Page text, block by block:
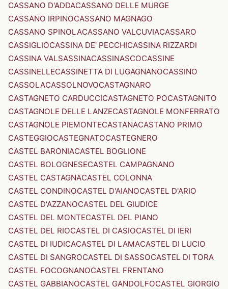
CASSANO D'ADDACASSANO DELLE MURGE
CASSANO IRPINOCASSANO MAGNAGO
CASSANO SPINOLACASSANO VALCUVIACASSARO
CASSIGLIOCASSINA DE' PECCHICASSINA RIZZARDI
CASSINA VALSASSINACASSINASCOCASSINE
CASSINELLECASSINETTA DI LUGAGNANOCASSINO
CASSOLACASSOLNOVOCASTAGNARO
CASTAGNETO CARDUCCICASTAGNETO POCASTAGNITO
CASTAGNOLE DELLE LANZECASTAGNOLE MONFERRATO
CASTAGNOLE PIEMONTECASTANACASTANO PRIMO
CASTEGGIOCASTEGNATOCASTEGNERO
CASTEL BARONIACASTEL BOGLIONE
CASTEL BOLOGNESECASTEL CAMPAGNANO
CASTEL CASTAGNACASTEL COLONNA
CASTEL CONDINOCASTEL D'AIANOCASTEL D'ARIO
CASTEL D'AZZANOCASTEL DEL GIUDICE
CASTEL DEL MONTECASTEL DEL PIANO
CASTEL DEL RIOCASTEL DI CASIOCASTEL DI IERI
CASTEL DI IUDICACASTEL DI LAMACASTEL DI LUCIO
CASTEL DI SANGROCASTEL DI SASSOCASTEL DI TORA
CASTEL FOCOGNANOCASTEL FRENTANO
CASTEL GABBIANOCASTEL GANDOLFOCASTEL GIORGIO